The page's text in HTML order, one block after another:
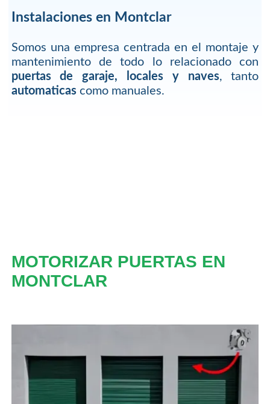
Instalaciones en Montclar
Somos una empresa centrada en el montaje y
mantenimiento de todo lo relacionado con
puertas de garaje, locales y naves, tanto
automaticascomo manuales.
MOTORIZAR PUERTAS EN
MONTCLAR